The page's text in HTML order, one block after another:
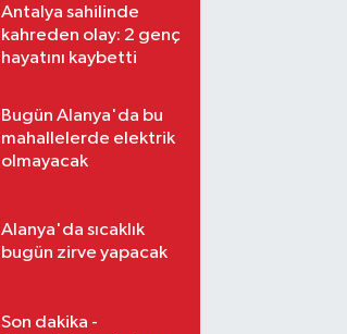
Antalya sahilinde
kahreden olay: 2 genç
hayatını kaybetti
Bugün Alanya'da bu
mahallelerde elektrik
olmayacak
Alanya'da sıcaklık
bugün zirve yapacak
Son dakika -